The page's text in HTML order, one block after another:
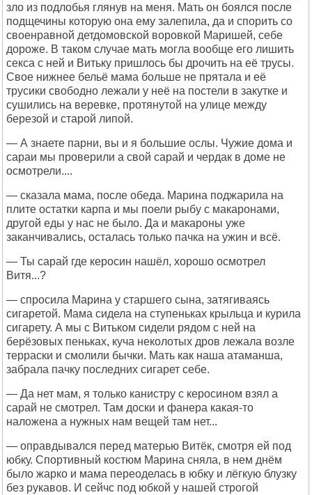
зло из подлобья глянув на меня. Мать он боялся после
подщечины которую она ему залепила, да и спорить со
своенравной детдомовской воровкой Маришей, себе
дороже. В таком случае мать могла вообще его лишить
секса с ней и Витьку пришлось бы дрочить на её трусы.
Свое нижнее бельё мама больше не прятала и её
трусики свободно лежали у неё на постели в закутке и
сушились на веревке, протянутой на улице между
березой и старой липой.
— А знаете парни, вы и я большие ослы. Чужие дома и
сараи мы проверили а свой сарай и чердак в доме не
осмотрели....
— сказала мама, после обеда. Марина поджарила на
плите остатки карпа и мы поели рыбу с макаронами,
другой еды у нас не было. Да и макароны уже
заканчивались, осталась только пачка на ужин и всё.
— Ты сарай где керосин нашёл, хорошо осмотрел
Витя...?
— спросила Марина у старшего сына, затягиваясь
сигаретой. Мама сидела на ступеньках крыльца и курила
сигарету. А мы с Витьком сидели рядом с ней на
берёзовых пеньках, куча неколотых дров лежала возле
терраски и смолили бычки. Мать как наша атаманша,
забрала пачку последних сигарет себе.
— Да нет мам, я только канистру с керосином взял а
сарай не смотрел. Там доски и фанера какая-то
наложена а нужных нам вещей там нет...
— оправдывался перед матерью Витёк, смотря ей под
юбку. Спортивный костюм Марина сняла, в нем днём
было жарко и мама переоделась в юбку и лёгкую блузку
без рукавов. И сейчс под юбкой у нашей строгой